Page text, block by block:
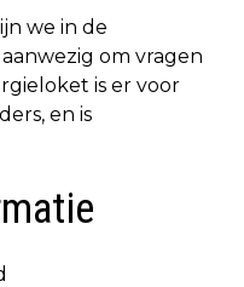
we in de
om vragen
is er voor
en is